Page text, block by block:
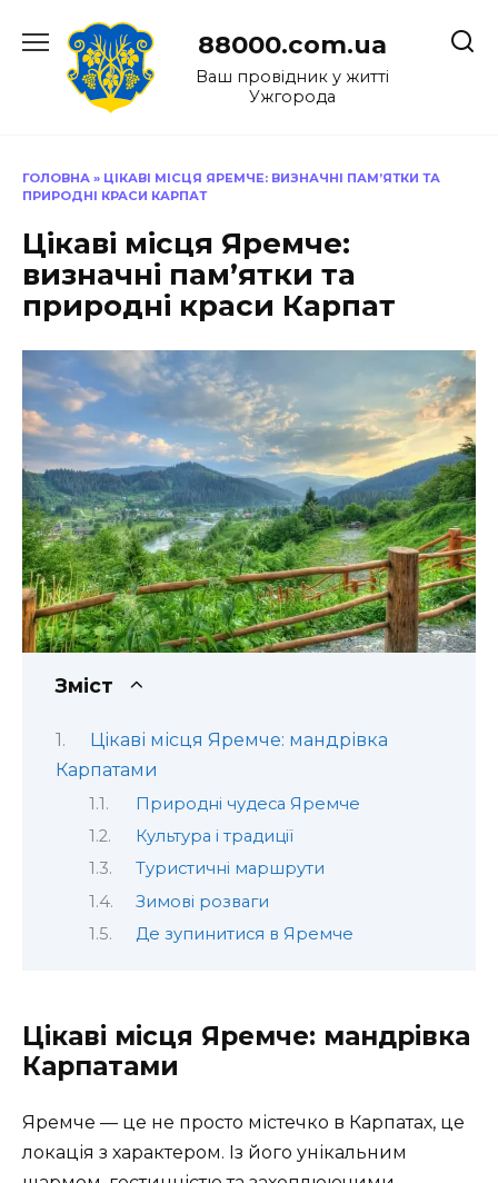
до
88000.com.ua
Ваш провідник у житті
Ужгорода
ГОЛОВНА » ЦІКАВІ МІСЦЯ ЯРЕМЧЕ: ВИЗНАЧНІ ПАМ’ЯТКИ ТА
ПРИРОДНІ КРАСИ КАРПАТ
Цікаві місця Яремче:
визначні пам’ятки та
природні краси Карпат
Зміст
Цікаві місця Яремче: мандрівка
Карпатами
Природні чудеса Яремче
Культура і традиції
Туристичні маршрути
Зимові розваги
Де зупинитися в Яремче
Цікаві місця Яремче: мандрівка
Карпатами
Яремче — це не просто містечко в Карпатах, це
локація з характером. Із його унікальним